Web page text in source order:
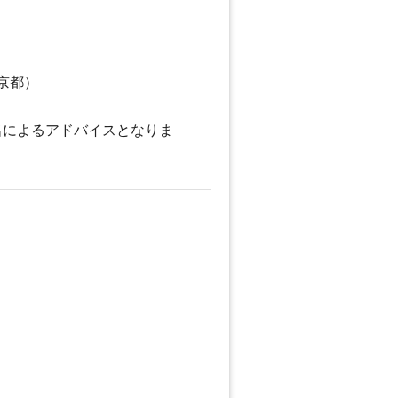
）
よるアドバイスとなりま